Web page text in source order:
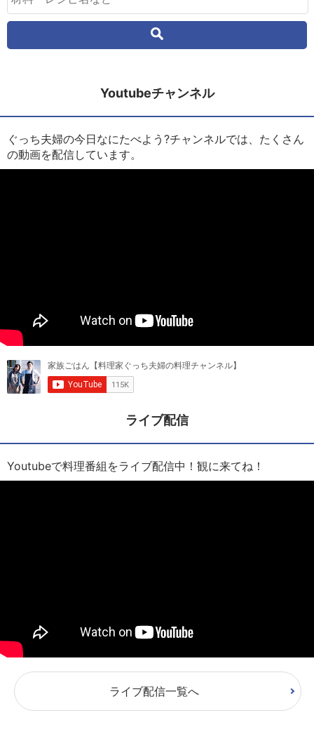
Youtubeチャンネル
ぐっち夫婦の今日なにたべよう?チャンネルでは、たくさん
の動画を配信しています。
ライブ配信
Youtubeで料理番組をライブ配信中！観に来てね！
ライブ配信一覧へ